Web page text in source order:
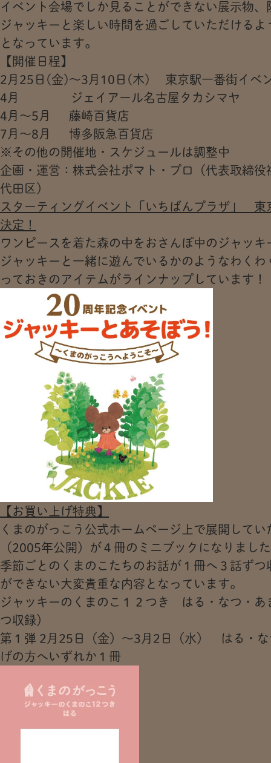
イベント会場でしか見ることができない展示物
ジャッキーと楽しい時間を過ごしていただける
となっています。
【開催日程】
2月25日(金)～3月10日(木) 東京駅一番街イベ
4月 ジェイアール名古屋タカシマヤ
4月～5月 藤崎百貨店
7月～8月 博多阪急百貨店
※その他の開催地・スケジュールは調整中
企画・運営：株式会社ポマト・プロ（代表取締
代田区）
スターティングイベント「いちばんプラザ」 東
決定！
ワンピースを着た森の中をおさんぽ中のジャッキ
ジャッキーと一緒に遊んでいるかのようなわく
っておきのアイテムがラインナップしています！
【お買い上げ特典】
くまのがっこう公式ホームページ上で展開して
（2005年公開）が４冊のミニブックになりまし
季節ごとのくまのこたちのお話が１冊へ３話ず
ができない大変貴重な内容となっています。
ジャッキーのくまのこ１２つき はる・なつ・あ
つ収録）
第１弾 2月25日（金）～3月2日（水） はる・
げの方へいずれか１冊